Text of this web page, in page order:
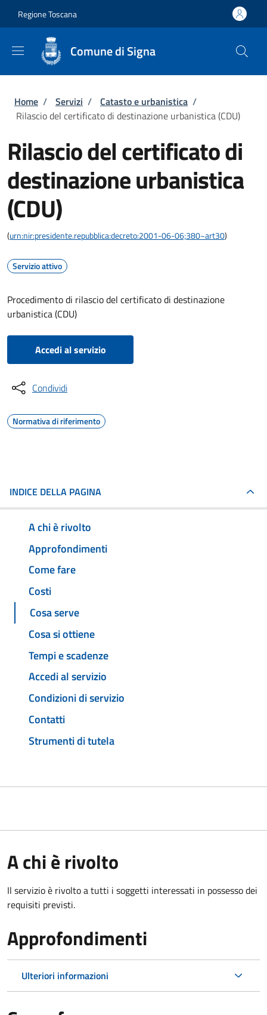
Regione Toscana
Comune di Signa
Briciole di pane
Home / Servizi / Catasto e urbanistica /
Rilascio del certificato di destinazione urbanistica (CDU)
Rilascio del certificato di
destinazione urbanistica
(CDU)
(urn:nir:presidente.repubblica:decreto:2001-06-06;380~art30)
Servizio attivo
Procedimento di rilascio del certificato di destinazione
urbanistica (CDU)
Accedi al servizio
Condividi
Normativa di riferimento
INDICE DELLA PAGINA
A chi è rivolto
Approfondimenti
Come fare
Costi
Cosa serve
Cosa si ottiene
Tempi e scadenze
Accedi al servizio
Condizioni di servizio
Contatti
Strumenti di tutela
A chi è rivolto
Il servizio è rivolto a tutti i soggetti interessati in possesso dei
requisiti previsti.
Approfondimenti
Ulteriori informazioni